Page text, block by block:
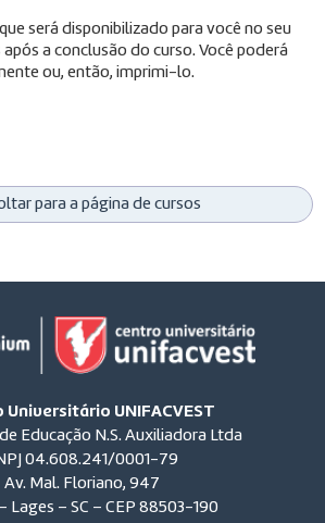
será disponibilizado para você no seu
a conclusão do curso. Você poderá
ou, então, imprimi-lo.
para a página de cursos
Universitário UNIFACVEST
Educação N.S. Auxiliadora Ltda
04.608.241/0001-79
Av. Mal. Floriano, 947
Lages – SC – CEP 88503-190